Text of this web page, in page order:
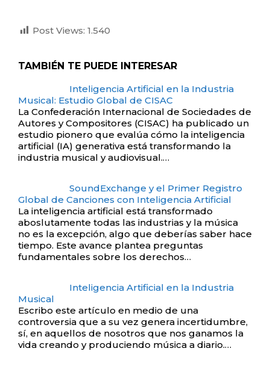
Post Views: 1.540
TAMBIÉN TE PUEDE INTERESAR
Inteligencia Artificial en la Industria
Musical: Estudio Global de CISAC
La Confederación Internacional de Sociedades de
Autores y Compositores (CISAC) ha publicado un
estudio pionero que evalúa cómo la inteligencia
artificial (IA) generativa está transformando la
industria musical y audiovisual.…
SoundExchange y el Primer Registro
Global de Canciones con Inteligencia Artificial
La inteligencia artificial está transformado
aboslutamente todas las industrias y la música
no es la excepción, algo que deberías saber hace
tiempo. Este avance plantea preguntas
fundamentales sobre los derechos…
Inteligencia Artificial en la Industria
Musical
Escribo este artículo en medio de una
controversia que a su vez genera incertidumbre,
sí, en aquellos de nosotros que nos ganamos la
vida creando y produciendo música a diario.…